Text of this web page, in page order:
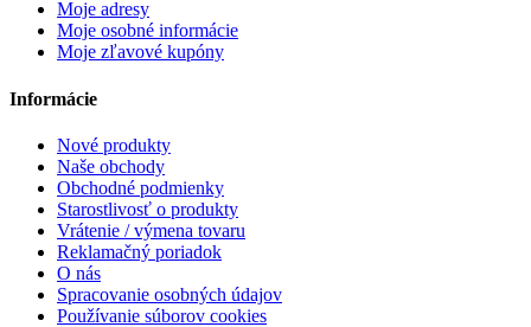
Moje adresy
Moje osobné informácie
Moje zľavové kupóny
Informácie
Nové produkty
Naše obchody
Obchodné podmienky
Starostlivosť o produkty
Vrátenie / výmena tovaru
Reklamačný poriadok
O nás
Spracovanie osobných údajov
Používanie súborov cookies